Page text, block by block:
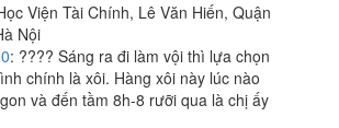
Viện Tài Chính, Lê Văn Hiến, Quận
Nội
: ???? Sáng ra đi làm vội thì lựa chọn
chính là xôi. Hàng xôi này lúc nào
và đến tầm 8h-8 rưỡi qua là chị ấy